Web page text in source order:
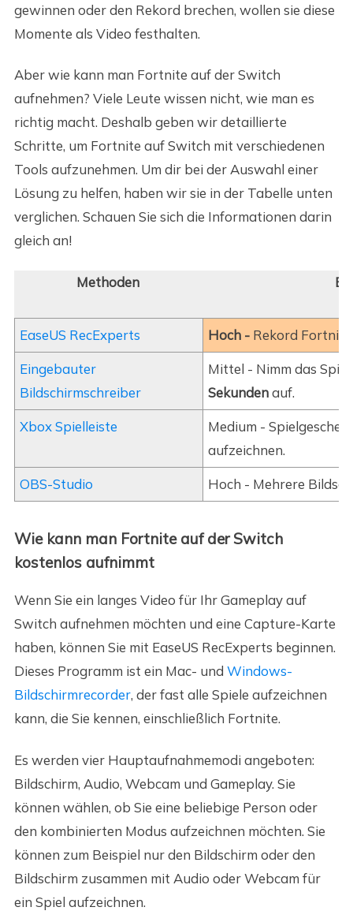
gewinnen oder den Rekord brechen, wollen sie diese
Momente als Video festhalten.
Aber wie kann man Fortnite auf der Switch
aufnehmen? Viele Leute wissen nicht, wie man es
richtig macht. Deshalb geben wir detaillierte
Schritte, um Fortnite auf Switch mit verschiedenen
Tools aufzunehmen. Um dir bei der Auswahl einer
Lösung zu helfen, haben wir sie in der Tabelle unten
verglichen. Schauen Sie sich die Informationen darin
gleich an!
Methoden
EaseUS RecExperts Hoch - Rekord
Eingebauter
Bildschirmschreiber
Mittel - Nimm das
Sekundenauf.
Xbox Spielleiste
Medium -
aufzeichnen.
OBS-Studio Hoch - Mehrere
Wie kann man Fortnite auf der Switch
kostenlos aufnimmt
Wenn Sie ein langes Video für Ihr Gameplay auf
Switch aufnehmen möchten und eine Capture-Karte
haben, können Sie mit EaseUS RecExperts beginnen.
Dieses Programm ist ein Mac- und Windows-
Bildschirmrecorder, der fast alle Spiele aufzeichnen
kann, die Sie kennen, einschließlich Fortnite.
Es werden vier Hauptaufnahmemodi angeboten:
Bildschirm, Audio, Webcam und Gameplay. Sie
können wählen, ob Sie eine beliebige Person oder
den kombinierten Modus aufzeichnen möchten. Sie
können zum Beispiel nur den Bildschirm oder den
Bildschirm zusammen mit Audio oder Webcam für
ein Spiel aufzeichnen.